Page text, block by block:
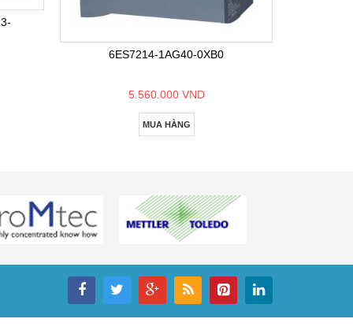
6ES7214-1AG40-0XB0
5.560.000 VND
MUA HÀNG